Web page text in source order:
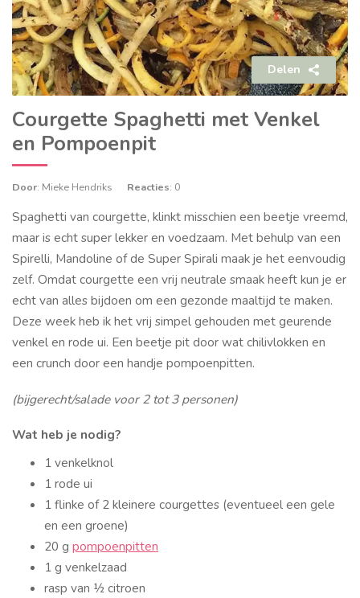
Delen
Courgette Spaghetti met Venkel
en Pompoenpit
Door: Mieke Hendriks Reacties: 0
Spaghetti van courgette, klinkt misschien een beetje vreemd,
maar is echt super lekker en voedzaam. Met behulp van een
Spirelli, Mandoline of de Super Spirali maak je het eenvoudig
zelf. Omdat courgette een vrij neutrale smaak heeft kun je er
echt van alles bijdoen om een gezonde maaltijd te maken.
Deze week heb ik het vrij simpel gehouden met geurende
venkel en rode ui. Een beetje pit door wat chilivlokken en
een crunch door een handje pompoenpitten.
(bijgerecht/salade voor 2 tot 3 personen)
Wat heb je nodig?
1 venkelknol
1 rode ui
1 flinke of 2 kleinere courgettes (eventueel een gele
en een groene)
20 g pompoenpitten
1 g venkelzaad
rasp van ½ citroen